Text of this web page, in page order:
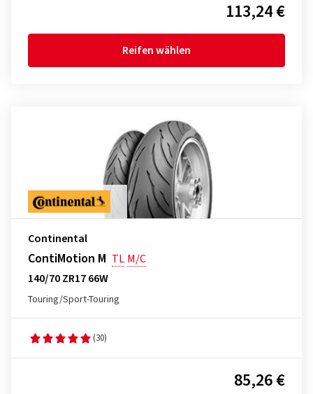
113,24 €
Reifen wählen
Continental
ContiMotion M TL M/C
140/70 ZR17 66W
Touring/Sport-Touring
(30)
85,26 €